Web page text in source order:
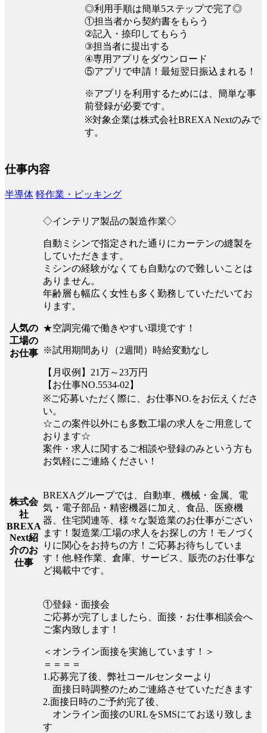
◎利用手順は簡単5ステップで完了◎
①担当者から契約書をもらう
②記入・捺印してもらう
③担当者に提出する
④専用アプリをダウンロード
⑤アプリで申請！最短翌日振込まれる！
※アプリを利用するためには、簡単な事
前登録が必要です。
※対象企業は株式会社BREXA Nextのみで
す。
仕事内容
半導体 軽作業・ピッキング
人気の
工場の
お仕事
◇インテリア製品の製造作業◇
自動ミシンで指定された通りにカーテンの縫製を
していただきます。
ミシンの経験がなくても自動なので難しいことは
ありません。
年齢層も幅広く女性も多く勤務していただいてお
ります。
★空調完備で働きやすい環境です！
※試用期間あり（2週間）時給変動なし
【月収例】21万～23万円
【お仕事NO.5534-02】
※ご応募いただく際に、お仕事NO.をお伝えくださ
い。
☆この案件以外にも多数工場の求人をご用意して
おります☆
案件・求人に関するご相談や登録のみという方も
お気軽にご連絡ください！
株式会
社
BREXA
Next紹
介のお
仕事
BREXAグループでは、自動車、機械・金属、電
気・電子部品・精密機器に加え、食品、医療機
器、住宅関連等、様々な製造業のお仕事がござい
ます！製造業/工場の求人をお探しの方！モノづく
りに関心をお持ちの方！ご応募お待ちしていま
す！他.軽作業、倉庫、サービス、販売のお仕事な
ど掲載中です。
①登録・面接会
ご応募が完了しましたら、面接・お仕事相談会へ
ご案内致します！
＜オンライン面接を実施しています！＞
＝＝＝＝
1.応募完了後、弊社コールセンターより
面接日時調整のためご連絡させていただきます
2.面接日時のご予約完了後、
オンライン面接のURLをSMSにてお送り致しま
す